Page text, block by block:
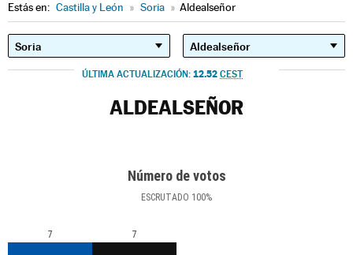
Estás en: Castilla y León » Soria » Aldealseñor
ÚLTIMA ACTUALIZACIÓN: 12.52 CEST
ALDEALSEÑOR
Número de votos
ESCRUTADO 100%
7 7